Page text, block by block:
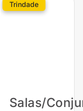
Trindade
Salas/